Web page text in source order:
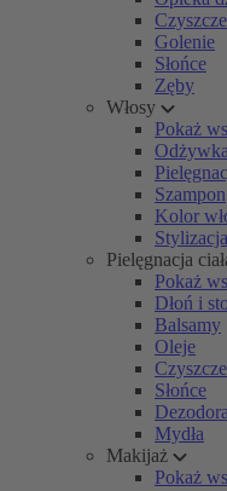
Golenie
Słońce
Zęby
Włosy
Pokaż
Odżywka
Szampon
Kolor
Stylizacja
Pielęgnacja
Pokaż
Dłoń i
Balsamy
Oleje
Słońce
Mydła
Makijaż
Pokaż